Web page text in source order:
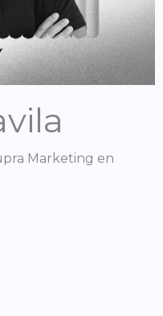
Marketing en